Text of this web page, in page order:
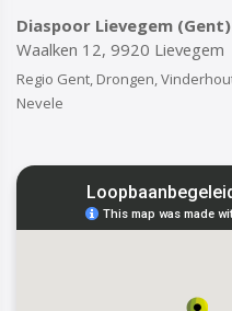
Diaspoor Lievegem (Gent)
Waalken 12, 9920 Lievegem
Regio Gent, Drongen,
Nevele